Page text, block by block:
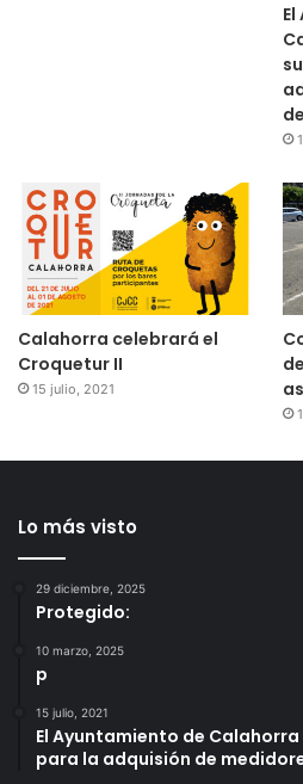
Calahorra celebrará el
Croquetur II
15 julio, 2021
Lo más visto
29 diciembre, 2025
Protegido:
10 marzo, 2025
p
15 julio, 2021
El Ayuntamiento de
para la adquisión de